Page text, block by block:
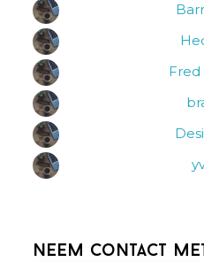
Fred
Neem contact